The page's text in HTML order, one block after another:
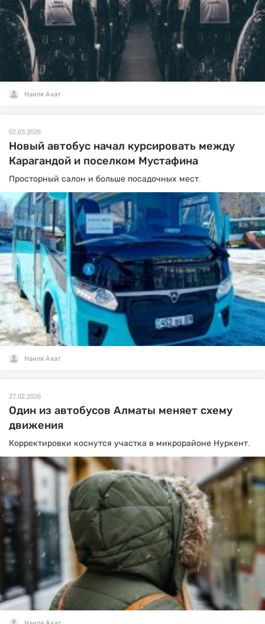
Наиля Ахат
02.03.2026
Новый автобус начал курсировать между
Карагандой и поселком Мустафина
Просторный салон и больше посадочных мест.
Наиля Ахат
27.02.2026
Один из автобусов Алматы меняет схему
движения
Корректировки коснутся участка в микрорайоне Нуркент.